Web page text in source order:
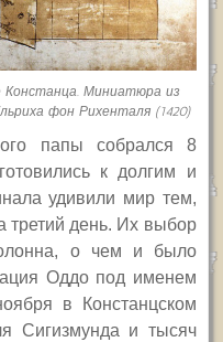
Констанца. Миниатюра из
фон Рихенталя (1420)
папы собрался 8
к долгим и
удивили мир тем,
третий день. Их выбор
о чем и было
Оддо под именем
в Констанцском
Сигизмунда и тысяч